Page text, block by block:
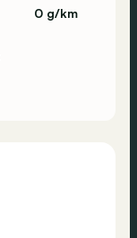
0 g/km